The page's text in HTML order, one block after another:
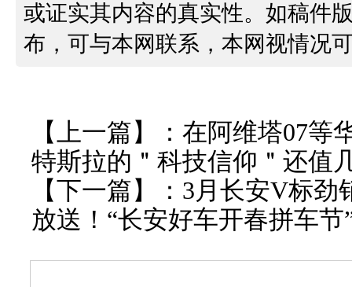
或证实其内容的真实性。如稿件
布，可与本网联系，本网视情况
【上一篇】： 在阿维塔07等
特斯拉的＂科技信仰＂还值
【下一篇】： 3月长安V标劲
放送！“长安好车开春拼车节